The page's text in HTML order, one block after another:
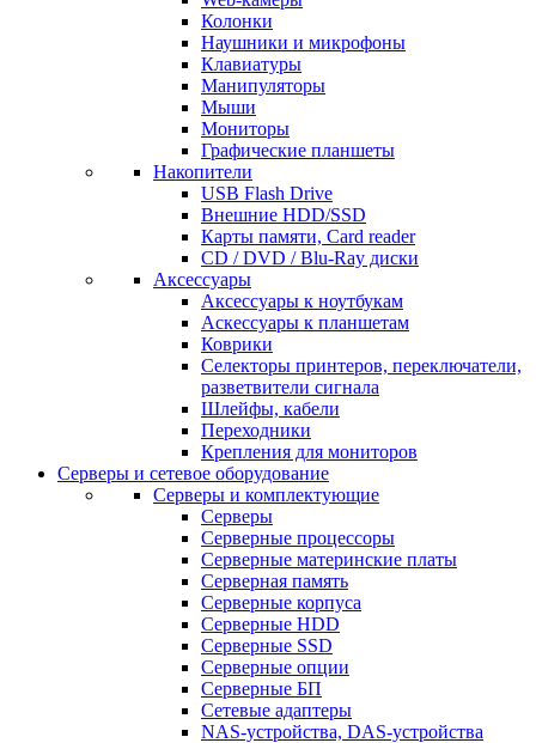
Колонки
Наушники и микрофоны
Клавиатуры
Манипуляторы
Мыши
Мониторы
Графические планшеты
Накопители
USB Flash Drive
Внешние HDD/SSD
Карты памяти, Card reader
CD / DVD / Blu-Ray диски
Аксессуары
Аксессуары к ноутбукам
Аскессуары к планшетам
Коврики
Селекторы принтеров, переключатели,
разветвители сигнала
Шлейфы, кабели
Переходники
Крепления для мониторов
Серверы и сетевое оборудование
Серверы и комплектующие
Серверы
Серверные процессоры
Серверные материнские платы
Серверная память
Серверные корпуса
Серверные HDD
Серверные SSD
Серверные опции
Серверные БП
Сетевые адаптеры
NAS-устройства, DAS-устройства